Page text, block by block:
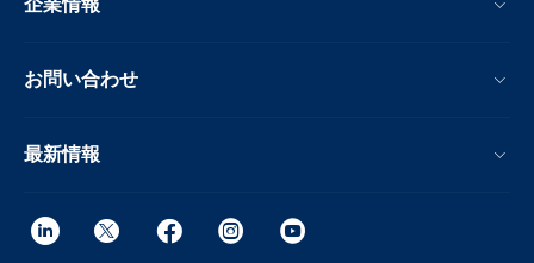
企業情報
お問い合わせ
最新情報